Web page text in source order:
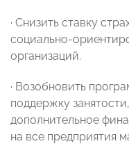
· Снизить ставку
социально-
организаций.
· Возобновить
поддержку
дополнительное
на все предприятия